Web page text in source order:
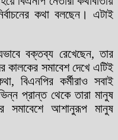
কথা বলছেন। এটাই
বক্তব্য রেখেছেন, তার
কালকের সমাবেশ দেখে এটিই
বিএনপির কর্মীরাও সবাই
প্রান্ত থেকে তারা মানুষ
সমাবেশে আশানুরূপ মানুষ